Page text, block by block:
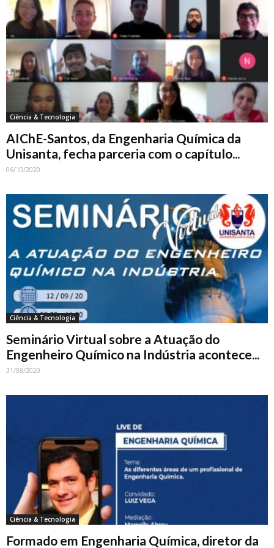
Ciência & Tecnologia
AIChE-Santos, da Engenharia Química da
Unisanta, fecha parceria com o capítulo...
06/10/2020
Ciência & Tecnologia
Seminário Virtual sobre a Atuação do
Engenheiro Químico na Indústria acontece...
31/08/2020
Ciência & Tecnologia
Formado em Engenharia Química, diretor da